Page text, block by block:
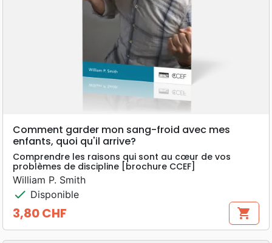
Comment garder mon sang-froid avec mes
enfants, quoi qu'il arrive?
Comprendre les raisons qui sont au cœur de vos
problèmes de discipline [brochure CCEF]
William P. Smith
check Disponible
Prix
3,80 CHF shopping_cart